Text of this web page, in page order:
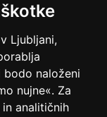
Ljubljani,
naloženi
nujne«. Za
analitičnih